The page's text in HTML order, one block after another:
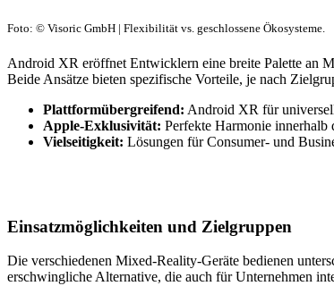
Foto: © Visoric GmbH | Flexibilität vs. geschlossene Ökosysteme.
Android XR eröffnet Entwicklern eine breite Palette an
Beide Ansätze bieten spezifische Vorteile, je nach
Plattformübergreifend: Android XR für
Apple-Exklusivität: Perfekte Harmonie innerhalb
Vielseitigkeit: Lösungen für Consumer- und
Einsatzmöglichkeiten und Zielgruppen
Die verschiedenen Mixed-Reality-Geräte bedienen
erschwingliche Alternative, die auch für Unternehmen